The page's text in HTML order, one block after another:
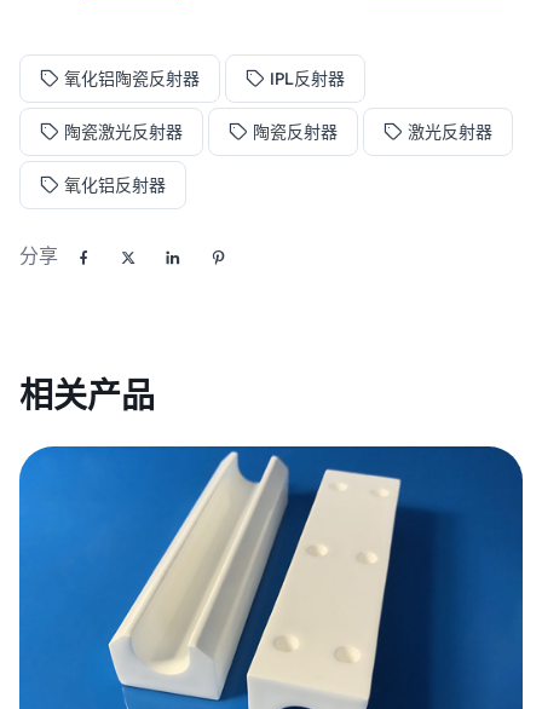
氧化铝陶瓷反射器 IPL反射器
陶瓷激光反射器 陶瓷反射器 激光反射器
氧化铝反射器
分享
相关产品